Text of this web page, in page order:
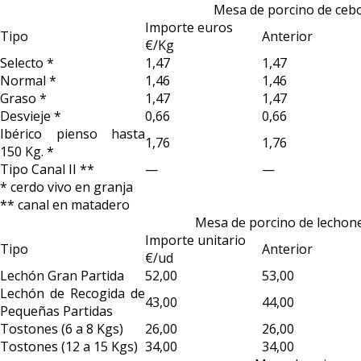
Mesa de porcino de
Tipo
Importe euros Anterior
€/Kg
Selecto *
1,47
1,47
Normal *
1,46
1,46
Graso *
1,47
1,47
Desvieje *
0,66
0,66
Ibérico pienso hasta
150 Kg. *
1,76
1,76
Tipo Canal II **
—
—
* cerdo vivo en granja
** canal en matadero
Mesa de porcino de
Tipo
Importe unitario Anterior
€/ud
Lechón Gran Partida
52,00
53,00
Lechón de Recogida de
Pequeñas Partidas
43,00
44,00
Tostones (6 a 8 Kgs)
26,00
26,00
Tostones (12 a 15 Kgs) 34,00
34,00